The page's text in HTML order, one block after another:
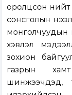
оролцсон нийт
сонсголын
монголчуудын
хэвлэл
зохион
газрын
шинжээчдэд,